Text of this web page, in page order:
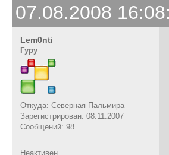
07.08.2008
Lem0nti
Гуру
Откуда: Северная Пальмира
Зарегистрирован: 08.11.2007
Сообщений: 98
Неактивен